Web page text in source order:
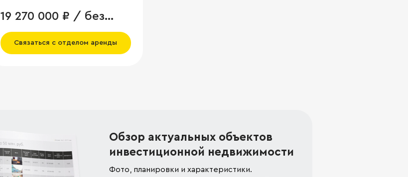
19 270 000 ₽ / без
НДС
Связаться с отделом аренды
Обзор актуальных объектов
инвестиционной недвижимости
Фото, планировки и характеристики.